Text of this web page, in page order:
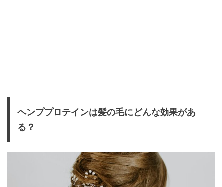
ヘンププロテインは髪の毛にどんな効果があ
る？